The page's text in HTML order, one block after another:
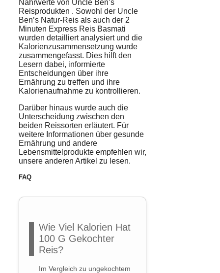
Nährwerte von Uncle Ben’s
Reisprodukten . Sowohl der Uncle
Ben’s Natur-Reis als auch der 2
Minuten Express Reis Basmati
wurden detailliert analysiert und die
Kalorienzusammensetzung wurde
zusammengefasst. Dies hilft den
Lesern dabei, informierte
Entscheidungen über ihre
Ernährung zu treffen und ihre
Kalorienaufnahme zu kontrollieren.
Darüber hinaus wurde auch die
Unterscheidung zwischen den
beiden Reissorten erläutert. Für
weitere Informationen über gesunde
Ernährung und andere
Lebensmittelprodukte empfehlen wir,
unsere anderen Artikel zu lesen.
FAQ
Wie Viel Kalorien Hat
100 G Gekochter
Reis?
Im Vergleich zu ungekochtem